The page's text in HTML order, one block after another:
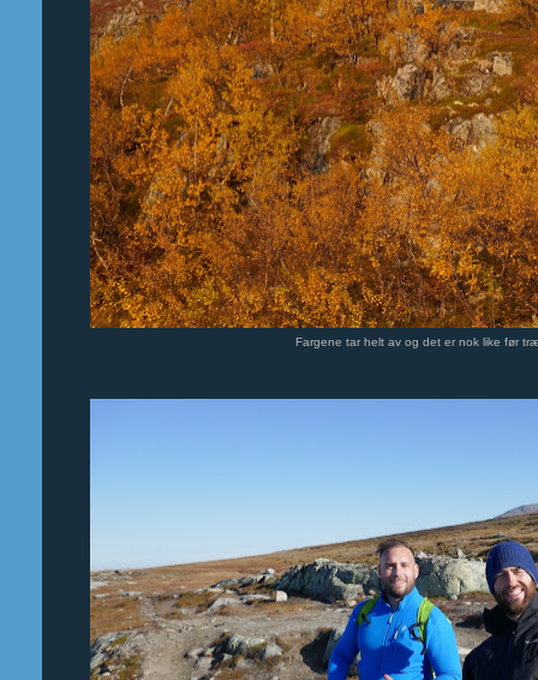
Fargene tar helt av og det er nok like før